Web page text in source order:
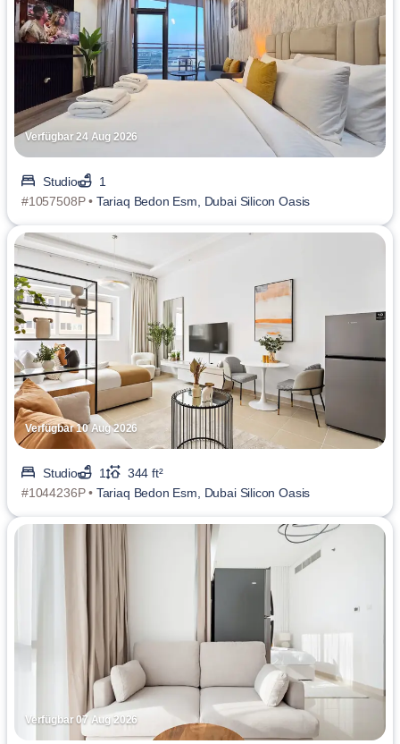
Verfügbar 24 Aug 2026
Studio
1
#1057508P • Tariaq Bedon Esm, Dubai Silicon Oasis
Verfügbar 10 Aug 2026
Studio 1
344 ft²
#1044236P • Tariaq Bedon Esm, Dubai Silicon Oasis
Verfügbar 07 Aug 2026